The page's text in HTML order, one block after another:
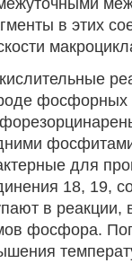
в этих
фосфорных
для
18, 19,
в реакции,
фосфора.